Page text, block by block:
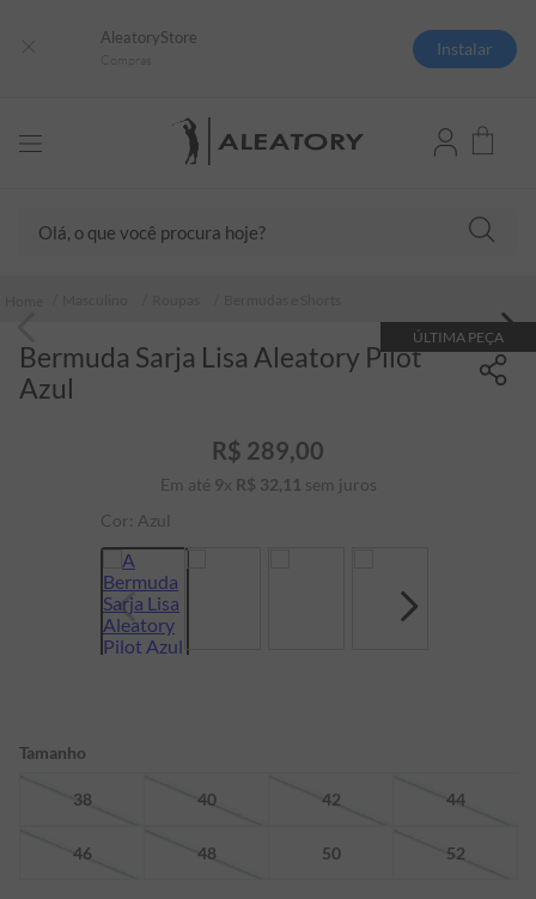
AleatoryStore
Instalar
ÚLTIMA PEÇA
Bermuda Sarja Lisa Aleatory Pilot
Azul
R$ 289,00
Em até 9x R$ 32,11 sem juros
Cor: Azul
Tamanho
38 40 42 44
46 48 50 52
camisas polo
º
camiseta listrada
4º
jaqueta
5º
camiseta